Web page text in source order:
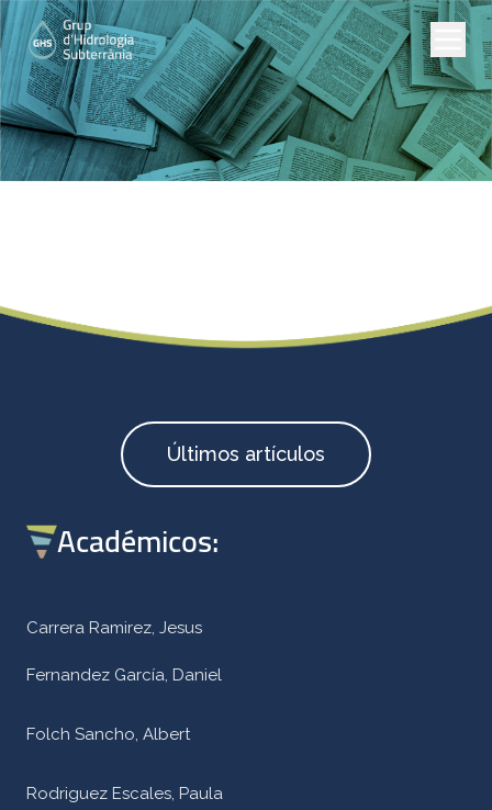
Últimos artículos
Académicos:
Carrera Ramirez, Jesus
Fernandez García, Daniel
Folch Sancho, Albert
Rodriguez Escales, Paula